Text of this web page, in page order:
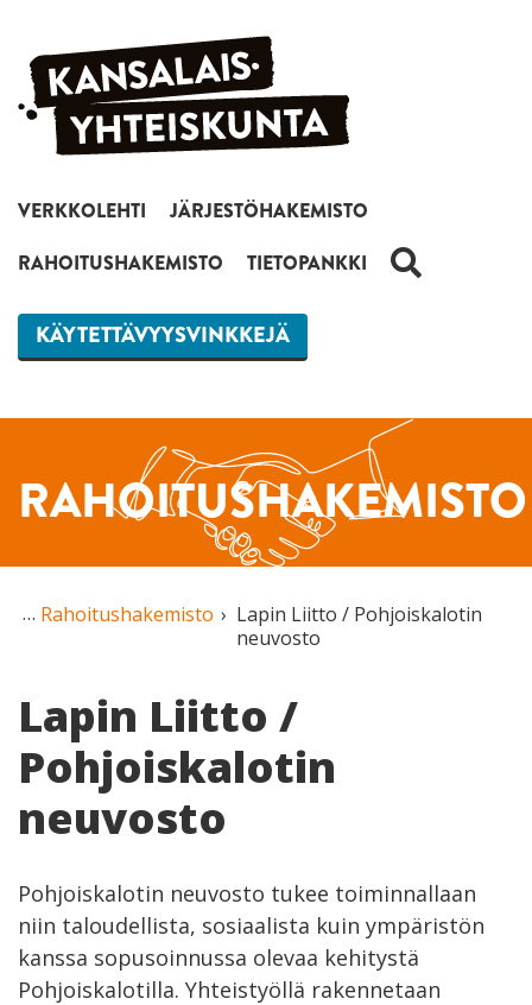
Siirry sisältöön
VERKKOLEHTI
JÄRJESTÖHAKEMISTO
RAHOITUSHAKEMISTO
TIETOPANKKI HAKU
KÄYTETTÄVYYSVINKKEJÄ
RAHOITUSHAKEMISTO
Rahoitushakemisto
Lapin Liitto / Pohjoiskalotin
neuvosto
Lapin Liitto /
Pohjoiskalotin
neuvosto
Pohjoiskalotin neuvosto tukee toiminnallaan
niin taloudellista, sosiaalista kuin ympäristön
kanssa sopusoinnussa olevaa kehitystä
Pohjoiskalotilla. Yhteistyöllä rakennetaan